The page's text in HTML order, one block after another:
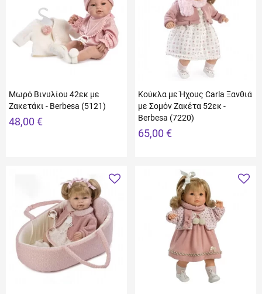
Μωρό Βινυλίου 42εκ με
Ζακετάκι - Berbesa (5121)
48,00 €
Κούκλα με Ήχους Carla Ξανθιά
με Σομόν Ζακέτα 52εκ -
Berbesa (7220)
65,00 €